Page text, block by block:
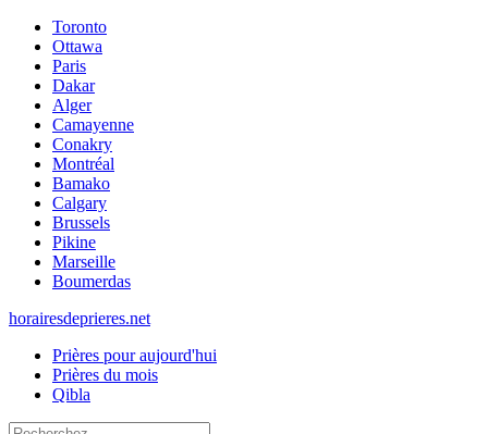
Toronto
Ottawa
Paris
Dakar
Alger
Camayenne
Conakry
Montréal
Bamako
Calgary
Brussels
Pikine
Marseille
Boumerdas
horairesdeprieres.net
Prières pour aujourd'hui
Prières du mois
Qibla